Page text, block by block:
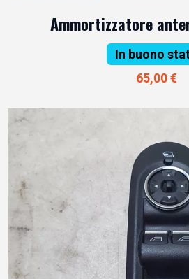
Ammortizzatore
In buono
65,00 €